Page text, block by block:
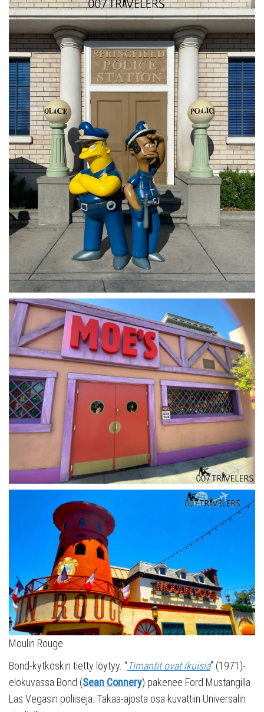
Moulin Rouge
Bond-kytköskin tietty löytyy. “Timantit ovat ikuisia” (1971)-
elokuvassa Bond (Sean Connery) pakenee Ford Mustangilla
Las Vegasin poliiseja. Takaa-ajosta osa kuvattiin Universalin